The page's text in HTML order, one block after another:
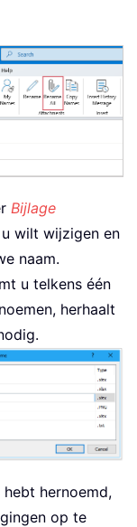
Bijlage
wilt wijzigen en
naam.
u telkens één
herhaalt
hernoemd,
op te